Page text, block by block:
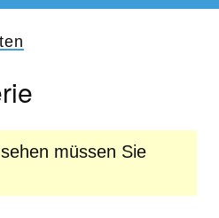
müssen Sie